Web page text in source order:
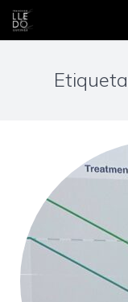
Formación
Blog